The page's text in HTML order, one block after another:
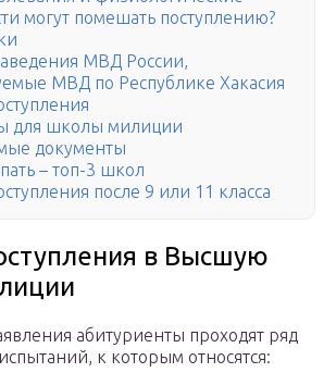
могут помешать поступлению?
МВД России,
МВД по Республике Хакасия
для школы милиции
документы
– топ-3 школ
после 9 или 11 класса
в Высшую
абитуриенты проходят ряд
к которым относятся: